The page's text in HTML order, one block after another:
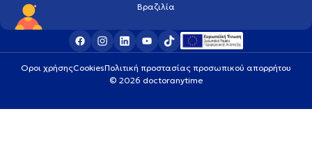
Βραζιλία
Οροι χρήσηςCookiesΠολιτική προστασίας προσωπικού απορρήτου
© 2026 doctoranytime